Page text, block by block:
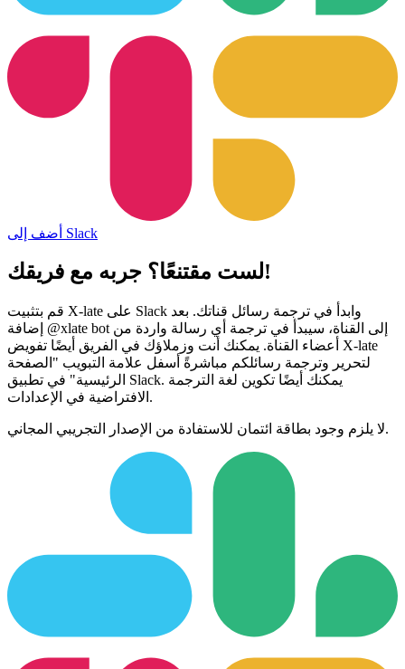
أضف إلى Slack
لست مقتنعًا؟ جربه مع فريقك!
قم بتثبيت X-late على Slack وابدأ في ترجمة رسائل قناتك. بعد
إضافة @xlate bot إلى القناة، سيبدأ في ترجمة أي رسالة واردة من
أعضاء القناة. يمكنك أنت وزملاؤك في الفريق أيضًا تفويض X-late
لتحرير وترجمة رسائلكم مباشرةً أسفل علامة التبويب "الصفحة
الرئيسية" في تطبيق Slack. يمكنك أيضًا تكوين لغة الترجمة
الافتراضية في الإعدادات.
لا يلزم وجود بطاقة ائتمان للاستفادة من الإصدار التجريبي المجاني.